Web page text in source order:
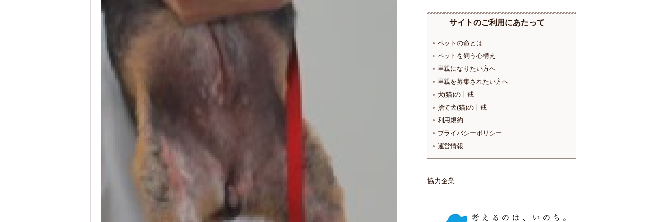
サイトのご利用にあたって
ペットの命とは
ペットを飼う心構え
里親になりたい方へ
里親を募集されたい方へ
犬(猫)の十戒
捨て犬(猫)の十戒
利用規約
プライバシーポリシー
運営情報
協力企業